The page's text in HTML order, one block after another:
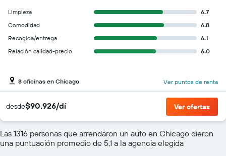
Limpieza
6.7
Comodidad
6.8
Recogida/entrega
6.1
Relación calidad-precio
6.0
8 oficinas en Chicago Ver puntos de renta
desde$90.926/dí Ver ofertas
Las 1316 personas que arrendaron un auto en Chicago dieron
una puntuación promedio de 5,1 a la agencia elegida